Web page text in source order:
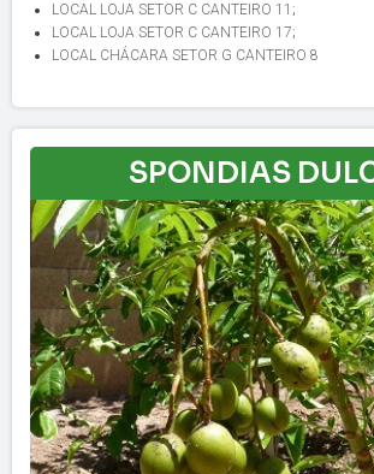
LOCAL LOJA SETOR C CANTEIRO 11 ;
LOCAL LOJA SETOR C CANTEIRO 17;
LOCAL CHÁCARA SETOR G CANTEIRO 8
SPONDIAS